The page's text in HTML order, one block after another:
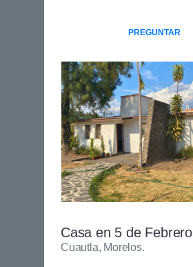
PREGUNTAR
Casa en 5 de Febrero
Cuautla, Morelos.